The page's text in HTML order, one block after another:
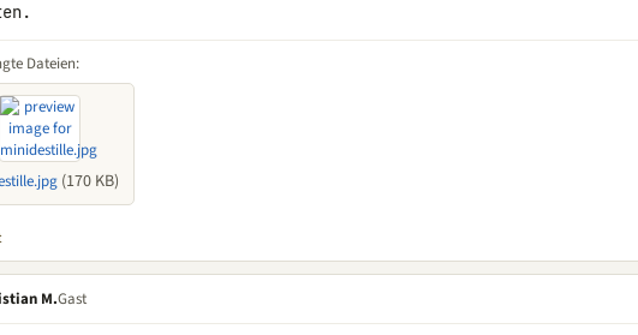
Dateien:
(170 KB)
M.Gast